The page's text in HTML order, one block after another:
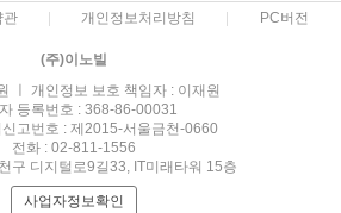
관 개인정보처리방침 PC버전
(주)이노빌
ㅣ 개인정보 보호 책임자 : 이재원
등록번호 : 368-86-00031
고번호 : 제2015-서울금천-0660
전화 : 02-811-1556
구 디지털로9길33, IT미래타워 15층
사업자정보확인